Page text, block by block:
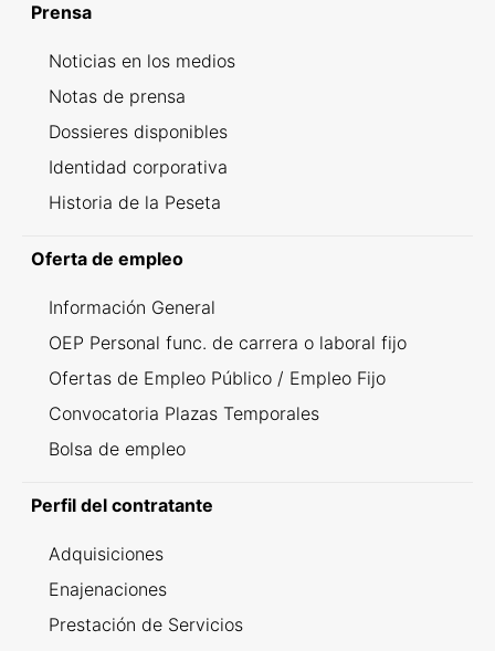
Prensa
Noticias en los medios
Notas de prensa
Dossieres disponibles
Identidad corporativa
Historia de la Peseta
Oferta de empleo
Información General
OEP Personal func. de carrera o laboral fijo
Ofertas de Empleo Público / Empleo Fijo
Convocatoria Plazas Temporales
Bolsa de empleo
Perfil del contratante
Adquisiciones
Enajenaciones
Prestación de Servicios